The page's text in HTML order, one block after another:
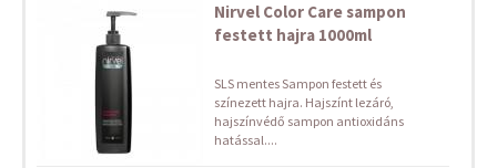
Nirvel Color Care sampon
festett hajra 1000ml
SLS mentes Sampon festett és
színezett hajra. Hajszínt lezáró,
hajszínvédő sampon antioxidáns
hatással....